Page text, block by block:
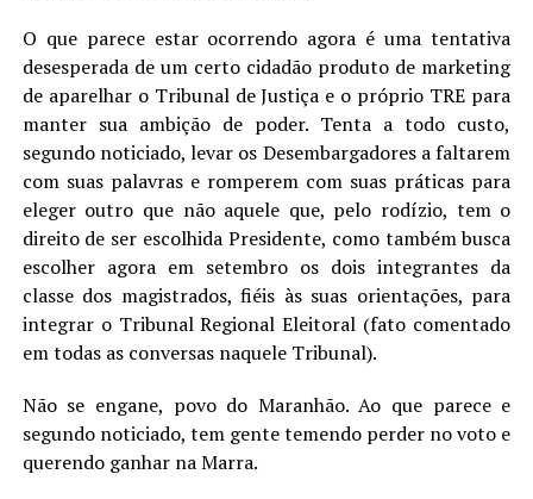
O que parece estar ocorrendo agora é uma tentativa
desesperada de um certo cidadão produto de marketing
de aparelhar o Tribunal de Justiça e o próprio TRE para
manter sua ambição de poder. Tenta a todo custo,
segundo noticiado, levar os Desembargadores a faltarem
com suas palavras e romperem com suas práticas para
eleger outro que não aquele que, pelo rodízio, tem o
direito de ser escolhida Presidente, como também busca
escolher agora em setembro os dois integrantes da
classe dos magistrados, fiéis às suas orientações, para
integrar o Tribunal Regional Eleitoral (fato comentado
em todas as conversas naquele Tribunal).
Não se engane, povo do Maranhão. Ao que parece e
segundo noticiado, tem gente temendo perder no voto e
querendo ganhar na Marra.